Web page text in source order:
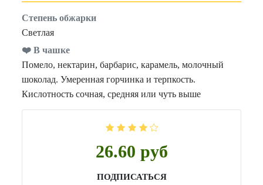
Степень обжарки
Светлая
❤️ В чашке
Помело, нектарин, барбарис, карамель, молочный
шоколад. Умеренная горчинка и терпкость.
Кислотность сочная, средняя или чуть выше
26.60 руб
ПОДПИСАТЬСЯ